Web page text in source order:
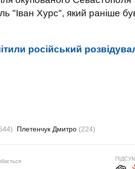
"Іван Хурс", який раніше
російський
Плетенчук Дмитро (224)